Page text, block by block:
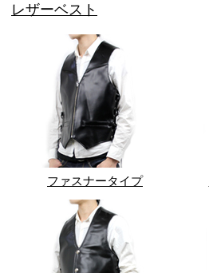
レザーベスト
ファスナータイプ